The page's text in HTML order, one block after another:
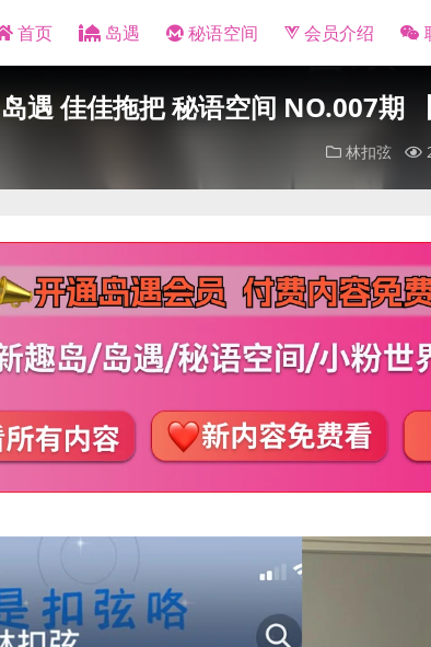
首页 岛遇 秘语空间 会员介绍
岛遇 佳佳拖把 秘语空间 NO.007期
林扣弦